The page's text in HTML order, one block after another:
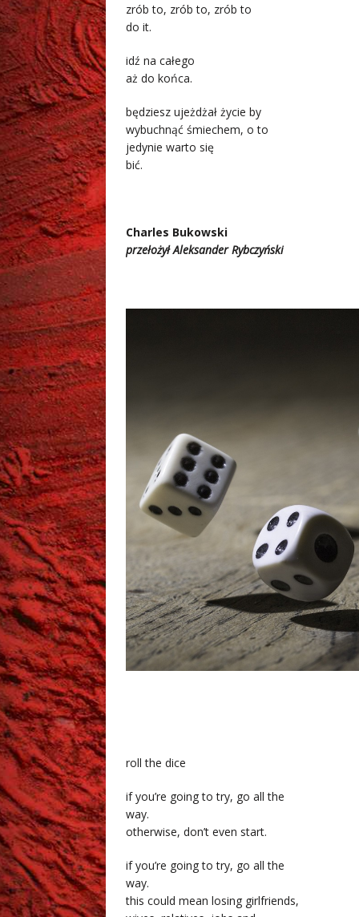
zrób to, zrób to, zrób to
do it.
idź na całego
aż do końca.
będziesz ujeżdżał życie by
wybuchnąć śmiechem, o to
jedynie warto się
bić.
Charles Bukowski
przełożył Aleksander Rybczyński
roll the dice
if you’re going to try, go all the
way.
otherwise, don’t even start.
if you’re going to try, go all the
way.
this could mean losing girlfriends,